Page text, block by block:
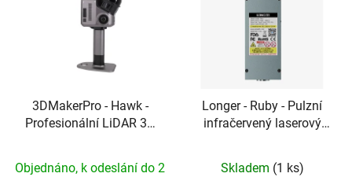
3DMakerPro - Hawk -
Profesionální LiDAR 3D
Objednáno, k odeslání do 2
Longer - Ruby - Pulzní
infračervený laserový
Skladem (1 ks)